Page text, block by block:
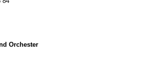
Orchester